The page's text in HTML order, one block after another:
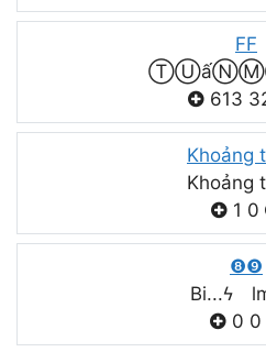
FF
613
Khoảng
Khoảng
1 0
❽❾
Bi...ϟ
0 0